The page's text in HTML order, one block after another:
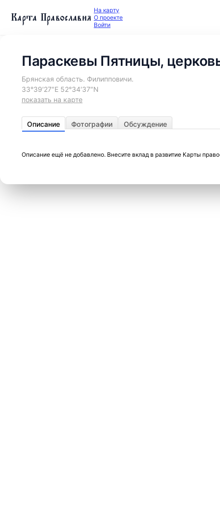
Карта Православия На карту
О проекте
Войти
Параскевы Пятницы,
Брянская область. Филипповичи.
33°39′27″E 52°34′37″N
показать на карте
Описание Фотографии Обсуждение
Описание ещё не добавлено. Внесите вклад в развитие Карты